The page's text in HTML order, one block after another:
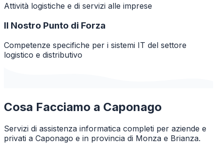
Attività logistiche e di servizi alle imprese
Il Nostro Punto di Forza
Competenze specifiche per i sistemi IT del settore
logistico e distributivo
Cosa Facciamo a Caponago
Servizi di assistenza informatica completi per aziende e
privati a Caponago e in provincia di Monza e Brianza.